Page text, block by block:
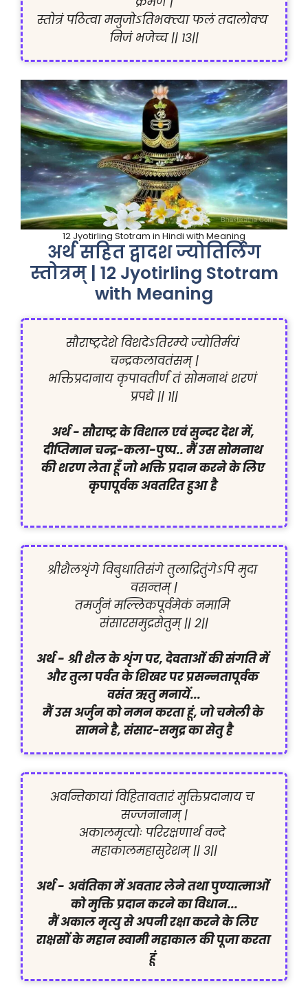
स्तोत्रं पठित्वा मनुजोऽतिभक्त्या फलं तदालोक्य
निजं भजेच्च || १३||
12 Jyotirling Stotram in Hindi with Meaning
अर्थ सहित द्वादश ज्योतिर्लिंग
स्तोत्रम् | 12 Jyotirling Stotram
with Meaning
सौराष्ट्रदेशे विशदेऽतिरम्ये ज्योतिर्मयं
चन्द्रकलावतंसम् |
भक्तिप्रदानाय कृपावतीर्णं तं सोमनाथं शरणं
प्रपद्ये || १||
अर्थ - सौराष्ट्र के विशाल एवं सुन्दर देश में,
दीप्तिमान चन्द्र-कला-पुष्प.. मैं उस सोमनाथ
की शरण लेता हूँ जो भक्ति प्रदान करने के लिए
कृपापूर्वक अवतरित हुआ है
श्रीशैलशृंगे विबुधातिसंगे तुलाद्रितुंगेऽपि मुदा
वसन्तम् |
तमर्जुनं मल्लिकपूर्वमेकं नमामि
संसारसमुद्रसेतुम् || २||
अर्थ - श्री शैल के शृंग पर, देवताओं की संगति में
और तुला पर्वत के शिखर पर प्रसन्नतापूर्वक
वसंत ऋतु मनायें...
मैं उस अर्जुन को नमन करता हूं, जो चमेली के
सामने है, संसार-समुद्र का सेतु है
अवन्तिकायां विहितावतारं मुक्तिप्रदानाय च
सज्जनानाम् |
अकालमृत्योः परिरक्षणार्थं वन्दे
महाकालमहासुरेशम् || ३||
अर्थ - अवंतिका में अवतार लेने तथा पुण्यात्माओं
को मुक्ति प्रदान करने का विधान...
मैं अकाल मृत्यु से अपनी रक्षा करने के लिए
राक्षसों के महान स्वामी महाकाल की पूजा करता
हूं